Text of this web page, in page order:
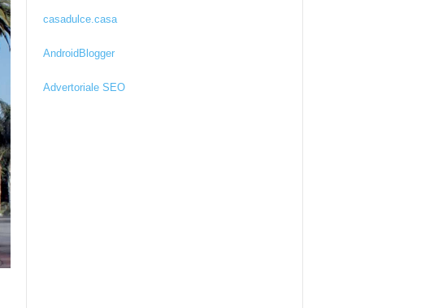
casadulce.casa
AndroidBlogger
Advertoriale SEO